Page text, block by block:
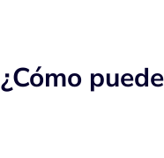
¿Cómo